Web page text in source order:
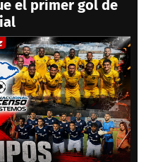
el primer gol de